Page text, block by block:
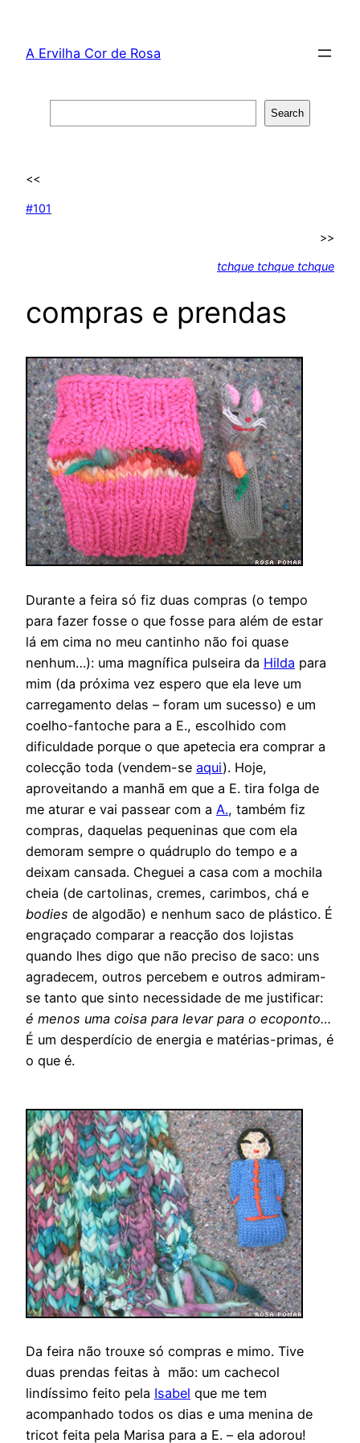
content
A Ervilha Cor de Rosa
Search
<<
#101
>>
tchque tchque tchque
compras e prendas
Durante a feira só fiz duas compras (o tempo
para fazer fosse o que fosse para além de estar
lá em cima no meu cantinho não foi quase
nenhum…): uma magnífica pulseira da Hilda para
mim (da próxima vez espero que ela leve um
carregamento delas – foram um sucesso) e um
coelho-fantoche para a E., escolhido com
dificuldade porque o que apetecia era comprar a
colecção toda (vendem-se aqui). Hoje,
aproveitando a manhã em que a E. tira folga de
me aturar e vai passear com a A., também fiz
compras, daquelas pequeninas que com ela
demoram sempre o quádruplo do tempo e a
deixam cansada. Cheguei a casa com a mochila
cheia (de cartolinas, cremes, carimbos, chá e
bodies de algodão) e nenhum saco de plástico. É
engraçado comparar a reacção dos lojistas
quando lhes digo que não preciso de saco: uns
agradecem, outros percebem e outros admiram-
se tanto que sinto necessidade de me justificar:
é menos uma coisa para levar para o ecoponto…
É um desperdício de energia e matérias-primas, é
o que é.
Da feira não trouxe só compras e mimo. Tive
duas prendas feitas à mão: um cachecol
lindíssimo feito pela Isabel que me tem
acompanhado todos os dias e uma menina de
tricot feita pela Marisa para a E. – ela adorou!